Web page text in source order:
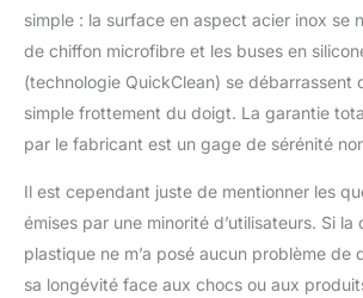
simple : la surface en aspect acier inox se
de chiffon microfibre et les buses en
(technologie QuickClean) se débarrassent
simple frottement du doigt. La garantie
par le fabricant est un gage de sérénité
Il est cependant juste de mentionner les
émises par une minorité d’utilisateurs. Si
plastique ne m’a posé aucun problème de
sa longévité face aux chocs ou aux